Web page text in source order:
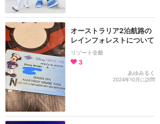
オーストラリア2泊航路の
レインフォレストについて
リゾート全般
3
あゆみるく
2024年10月に訪問